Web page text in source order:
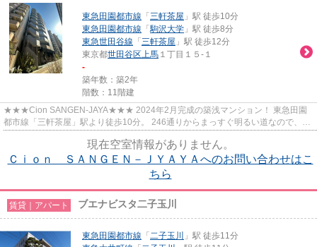
東急田園都市線 「 三軒茶屋 」駅 徒歩10分
東急田園都市線 「駒沢大学 」駅 徒歩8分
東急世田谷線 「 三軒茶屋 」駅 徒歩12分
東京都世田谷区上馬 １丁目１５-１
-
築年数：築2年
階数：11階建
★★★Cion SANGEN-JAYA★★★ 2024年2月完成の築浅マンション！ 東急田園
都市線「三軒茶屋」駅より徒歩10分。 246通りからまっすぐ明るい道なので、遅
現在空室情報がありません。
Ｃｉｏｎ ＳＡＮＧＥＮ－ＪＹＡＹＡへのお問い合わせはこ
ちら
賃貸｜アパート ブエナビスタ二子玉川
東急田園都市線 「 二子玉川
」駅 徒歩11分